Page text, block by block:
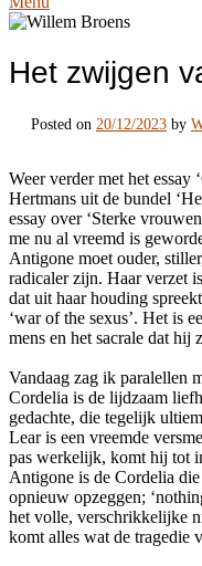
Het zwijgen
Posted on 20/12/2023 by
Weer verder met het essay
Hertmans uit de bundel
essay over ‘Sterke
me nu al vreemd is
Antigone moet ouder,
radicaler zijn. Haar verzet
dat uit haar houding
‘war of the sexus’. Het is
mens en het sacrale dat hij
Vandaag zag ik paralellen
Cordelia is de lijdzaam
gedachte, die tegelijk
Lear is een vreemde
pas werkelijk, komt hij tot
Antigone is de Cordelia
opnieuw opzeggen;
het volle, verschrikkelijke
komt alles wat de tragedie